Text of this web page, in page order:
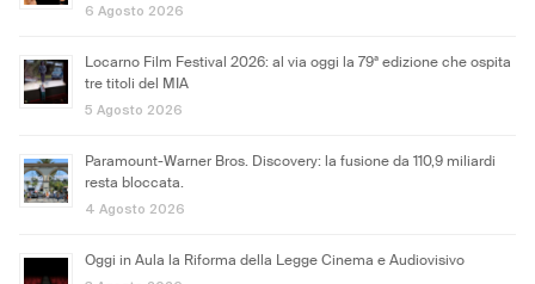
6 Agosto 2026
Locarno Film Festival 2026: al via oggi la 79ª edizione che ospita
tre titoli del MIA
5 Agosto 2026
Paramount-Warner Bros. Discovery: la fusione da 110,9 miliardi
resta bloccata.
4 Agosto 2026
Oggi in Aula la Riforma della Legge Cinema e Audiovisivo